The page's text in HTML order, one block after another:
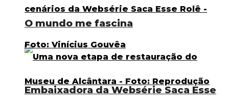
O mundo me fascina
Embaixadora da Websérie Saca Esse